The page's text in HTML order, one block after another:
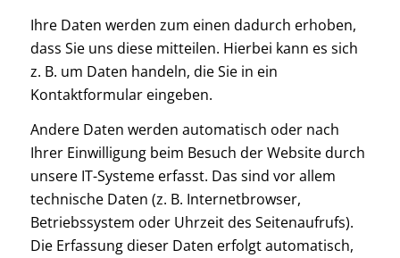
Ihre Daten werden zum einen dadurch erhoben,
dass Sie uns diese mitteilen. Hierbei kann es sich
z. B. um Daten handeln, die Sie in ein
Kontaktformular eingeben.
Andere Daten werden automatisch oder nach
Ihrer Einwilligung beim Besuch der Website durch
unsere IT-Systeme erfasst. Das sind vor allem
technische Daten (z. B. Internetbrowser,
Betriebssystem oder Uhrzeit des Seitenaufrufs).
Die Erfassung dieser Daten erfolgt automatisch,